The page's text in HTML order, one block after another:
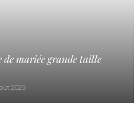
de mariée grande taille
2025